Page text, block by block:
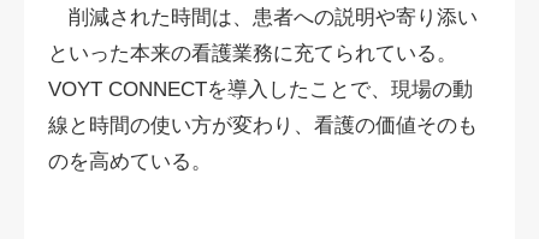
削減された時間は、患者への説明や寄り添い
といった本来の看護業務に充てられている。
VOYT CONNECTを導入したことで、現場の動
線と時間の使い方が変わり、看護の価値そのも
のを高めている。